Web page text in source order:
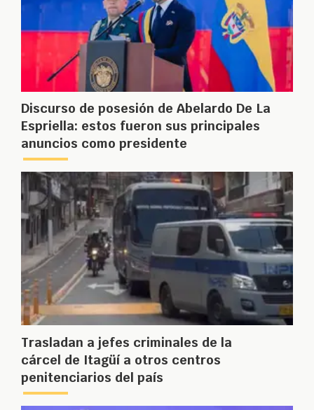
Discurso de posesión de Abelardo De La
Espriella: estos fueron sus principales
anuncios como presidente
Trasladan a jefes criminales de la
cárcel de Itagüí a otros centros
penitenciarios del país